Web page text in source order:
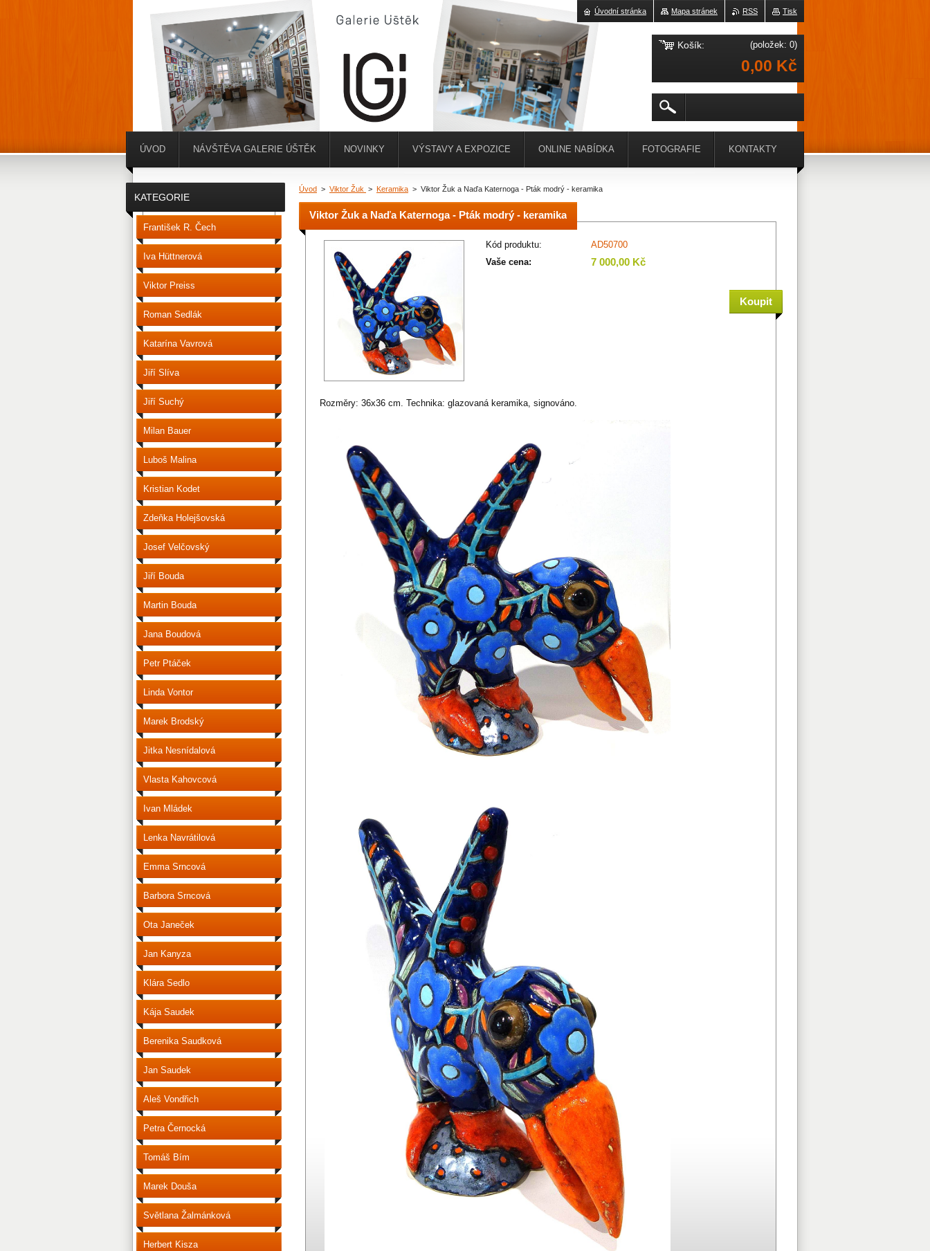
Úvod > Viktor Žuk > Keramika > Viktor Žuk a Naďa Katernoga - Pták modrý - keramika
Viktor Žuk a Naďa Katernoga - Pták modrý - keramika
Kód produktu:
AD50700
Vaše cena:
7 000,00 Kč
Rozměry: 36x36 cm. Technika: glazovaná keramika, signováno.
KATEGORIE
František R. Čech
Iva Hüttnerová
Viktor Preiss
Roman Sedlák
Katarína Vavrová
Jiří Slíva
Jiří Suchý
Milan Bauer
Luboš Malina
Kristian Kodet
Zdeňka Holejšovská
Josef Velčovský
Jiří Bouda
Martin Bouda
Jana Boudová
Petr Ptáček
Linda Vontor
Marek Brodský
Jitka Nesnídalová
Vlasta Kahovcová
Ivan Mládek
Lenka Navrátilová
Emma Srncová
Barbora Srncová
Ota Janeček
Jan Kanyza
Klára Sedlo
Kája Saudek
Berenika Saudková
Jan Saudek
Aleš Vondřich
Petra Černocká
Tomáš Bím
Marek Douša
Světlana Žalmánková
Herbert Kisza
ÚVOD NÁVŠTĚVA GALERIE ÚŠTĚK NOVINKY VÝSTAVY A EXPOZICE ONLINE NABÍDKA FOTOGRAFIE KONTAKTY
Tisk
RSS
Mapa stránek
Úvodní stránka
Košík: (položek: 0)
0,00 Kč